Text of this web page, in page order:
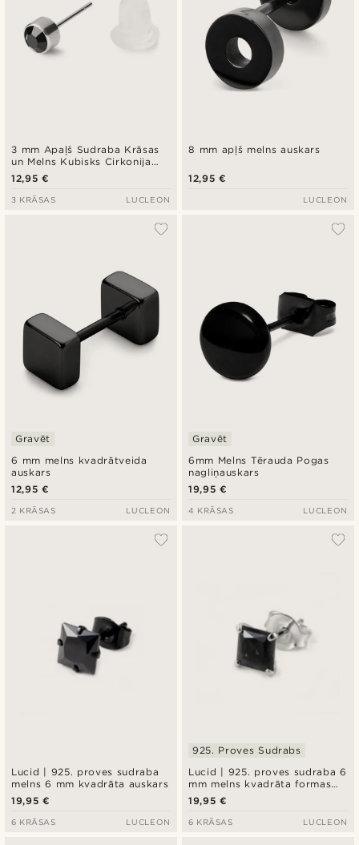
3 mm Apaļš Sudraba Krāsas
un Melns Kubisks Cirkonija
Auskars
12,95 €
3 KRĀSAS LUCLEON
8 mm apļš melns auskars
12,95 €
LUCLEON
6 mm melns kvadrātveida
auskars
Gravēt
12,95 €
2 KRĀSAS LUCLEON
6mm Melns Tērauda Pogas
nagliņauskars
Gravēt
19,95 €
4 KRĀSAS LUCLEON
Lucid | 925. proves sudraba
melns 6 mm kvadrāta auskars
19,95 €
6 KRĀSAS LUCLEON
Lucid | 925. proves sudraba 6
mm melns kvadrāta formas
cirkonija auskars
925. Proves Sudrabs
19,95 €
6 KRĀSAS LUCLEON